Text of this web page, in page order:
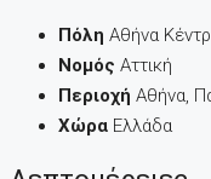
Πόλη Αθήνα
Νομός Αττική
Περιοχή Αθήνα,
Χώρα Ελλάδα